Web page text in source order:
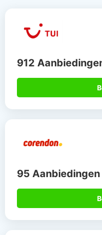
912
95 Aanbiedingen